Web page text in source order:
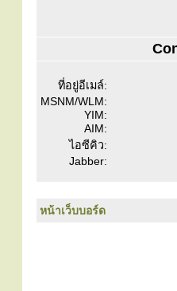
ที่อยู่อีเมล์:
MSNM/WLM:
YIM:
AIM:
ไอซีคิว:
Jabber:
หน้าเว็บบอร์ด